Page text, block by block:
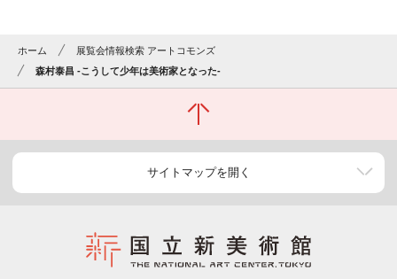
ホーム
展覧会情報検索 アートコモンズ
森村泰昌 -こうして少年は美術家となった-
サイトマップを開く